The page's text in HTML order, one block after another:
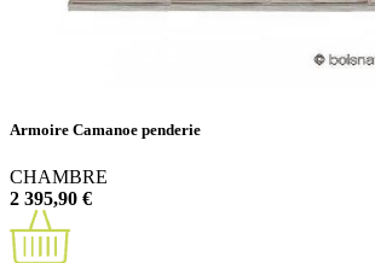
Armoire Camanoe penderie
CHAMBRE
2 395,90 €